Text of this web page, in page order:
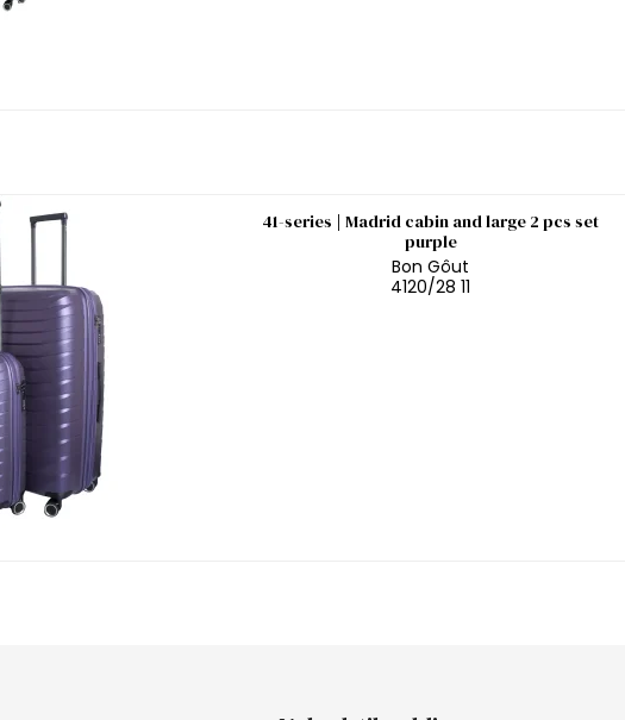
41-series | Madrid cabin and large 2 pcs set
purple
Bon Gôut
4120/28 11